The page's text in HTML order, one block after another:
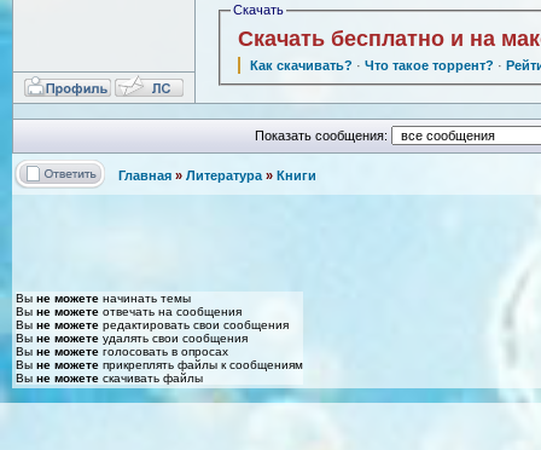
Скачать
Скачать бесплатно и на
Как скачивать? · Что такое торрент? ·
Показать сообщения:
Главная » Литература » Книги
Вы не можете начинать темы
Вы не можете отвечать на сообщения
Вы не можете редактировать свои сообщения
Вы не можете удалять свои сообщения
Вы не можете голосовать в опросах
Вы не можете прикреплять файлы к сообщениям
Вы не можете скачивать файлы